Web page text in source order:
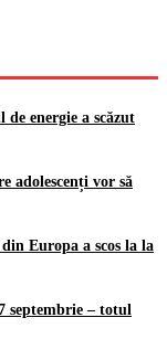
energie a scăzut
adolescenți vor să
Europa a scos la la
septembrie – totul